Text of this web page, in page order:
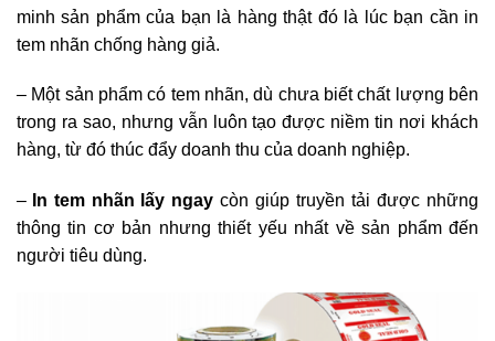
minh sản phẩm của bạn là hàng thật đó là lúc bạn cần in
tem nhãn chống hàng giả.
– Một sản phẩm có tem nhãn, dù chưa biết chất lượng bên
trong ra sao, nhưng vẫn luôn tạo được niềm tin nơi khách
hàng, từ đó thúc đẩy doanh thu của doanh nghiệp.
– In tem nhãn lấy ngay còn giúp truyền tải được những
thông tin cơ bản nhưng thiết yếu nhất về sản phẩm đến
người tiêu dùng.